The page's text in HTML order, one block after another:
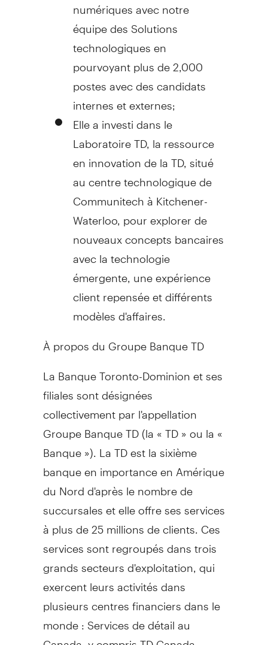
équipe des Solutions
technologiques en
pourvoyant plus de 2,000
postes avec des candidats
internes et externes;
Elle a investi dans le
Laboratoire TD, la ressource
en innovation de la TD, situé
au centre technologique de
Communitech àKitchener-
Waterloo, pour explorer de
nouveaux concepts bancaires
avec la technologie
émergente, une expérience
client repensée et différents
modèles d'affaires.
À propos du Groupe Banque TD
La Banque Toronto-Dominion et ses
filiales sont désignées
collectivement par l'appellation
Groupe Banque TD (la « TD » ou la «
Banque »). La TD est la sixième
banque en importance en Amérique
du Nord d'après le nombre de
succursales et elle offre ses services
à plus de 25 millions de clients. Ces
services sont regroupés dans trois
grands secteurs d'exploitation, qui
exercent leurs activités dans
plusieurs centres financiers dans le
monde : Services de détail au
Canada , y compris TD Canada